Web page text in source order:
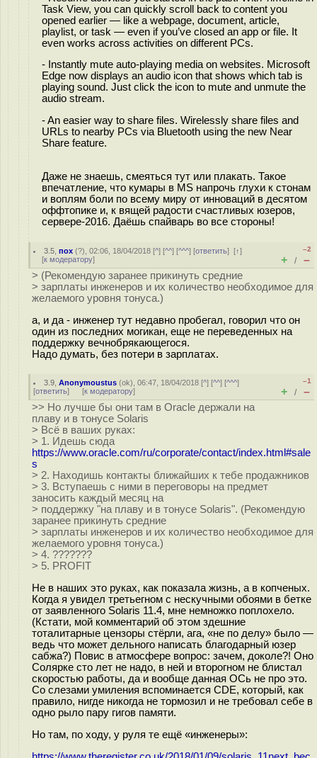
Task View, you can quickly scroll back to content you
opened earlier — like a webpage, document, article,
playlist, or task — even if you’ve closed an app or file. It
even works across activities on different PCs.
- Instantly mute auto-playing media on websites. Microsoft
Edge now displays an audio icon that shows which tab is
playing sound. Just click the icon to mute and unmute the
audio stream.
- An easier way to share files. Wirelessly share files and
URLs to nearby PCs via Bluetooth using the new Near
Share feature.
Даже не знаешь, смеяться тут или плакать. Такое
впечатление, что кумары в MS напрочь глухи к стонам
и воплям боли по всему миру от инноваций в десятом
оффтопике и, к вящей радости счастливых юзеров,
сервере-2016. Даёшь спайварь во все стороны!
3.5 ,пох (?), 02:06, 18/04/2018 [^] [^^] [^^^] [ответить][↑]
[к модератору]
–2
+ / –
> (Рекомендую заранее прикинуть средние
> зарплаты инженеров и их количество необходимое для
желаемого уровня тонуса.)
а, и да - инженер тут недавно пробегал, говорил что он
один из последних могикан, еще не переведенных на
поддержку вечнобрякающегося.
Надо думать, без потери в зарплатах.
3.9 ,Anonymoustus (ok), 06:47, 18/04/2018 [^] [^^] [^^^]
[ответить] [к модератору]
–1
+ / –
>> Но лучше бы они там в Oracle держали на
плаву и в тонусе Solaris
> Всё в ваших руках:
> 1. Идешь сюда
https://www.oracle.com/ru/corporate/contact/index.html#sale
s
> 2. Находишь контакты ближайших к тебе продажников
> 3. Вступаешь с ними в переговоры на предмет
заносить каждый месяц на
> поддержку "на плаву и в тонусе Solaris". (Рекомендую
заранее прикинуть средние
> зарплаты инженеров и их количество необходимое для
желаемого уровня тонуса.)
> 4. ???????
> 5. PROFIT
Не в наших это руках, как показала жизнь, а в копченых.
Когда я увидел третьегном с нескучными обоями в бетке
от заявленного Solaris 11.4, мне немножко поплохело.
(Кстати, мой комментарий об этом здешние
тоталитарные цензоры стёрли, ага, «не по делу» было —
ведь что может дельного написать благодарный юзер
сабжа?) Повис в атмосфере вопрос: зачем, доколе?! Оно
Солярке сто лет не надо, в ней и второгном не блистал
скоростью работы, да и вообще данная ОСь не про это.
Со слезами умиления вспоминается CDE, который, как
правило, нигде никогда не тормозил и не требовал себе в
одно рыло пару гигов памяти.
Но там, по ходу, у руля те ещё «инженеры»: